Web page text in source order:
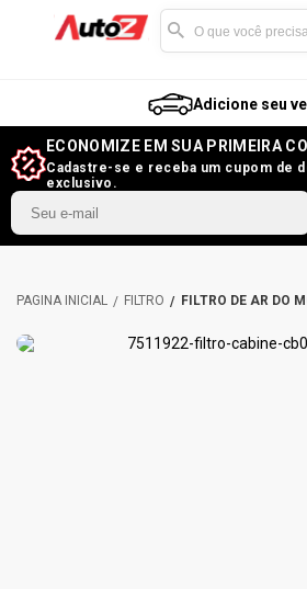
Adicione seu
ECONOMIZE EM SUA PRIMEIRA
Cadastre-se e receba um cupom de
exclusivo.
FILTRO FILTRO DE AR DO